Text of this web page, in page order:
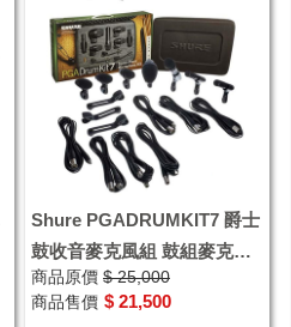
Shure PGADRUMKIT7 爵士
鼓收音麥克風組 鼓組麥克風
專業用爵士鼓麥克風
商品原價 $ 25,000
商品售價 $ 21,500